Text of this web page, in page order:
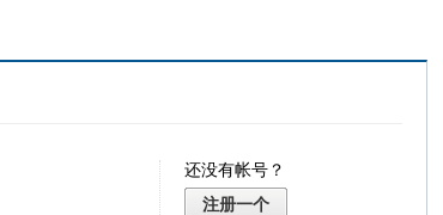
还没有帐号？
注册一个